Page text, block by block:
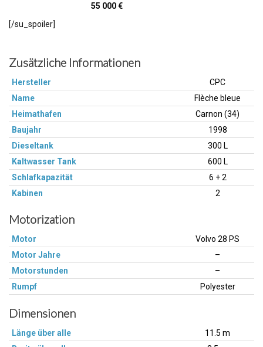
55 000 €
[/su_spoiler]
Zusätzliche Informationen
Hersteller
CPC
Name
Flèche bleue
Heimathafen
Carnon (34)
Baujahr
1998
Dieseltank
300 L
Kaltwasser Tank
600 L
Schlafkapazität
6 + 2
Kabinen
2
Motorization
Motor
Volvo 28 PS
Motor Jahre
–
Motorstunden
–
Rumpf
Polyester
Dimensionen
Länge über alle
11.5 m